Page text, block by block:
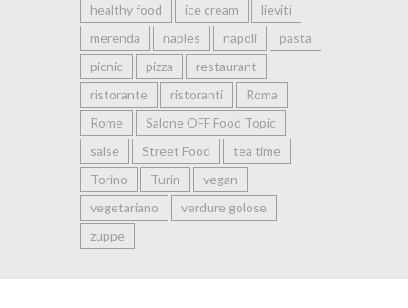
healthy food
ice cream
lieviti
merenda
naples napoli
pasta
picnic
pizza
restaurant
ristorante
ristoranti
Roma
Rome
Salone OFF Food Topic
salse
Street Food
tea time
Torino
Turin
vegan
vegetariano
verdure golose
zuppe